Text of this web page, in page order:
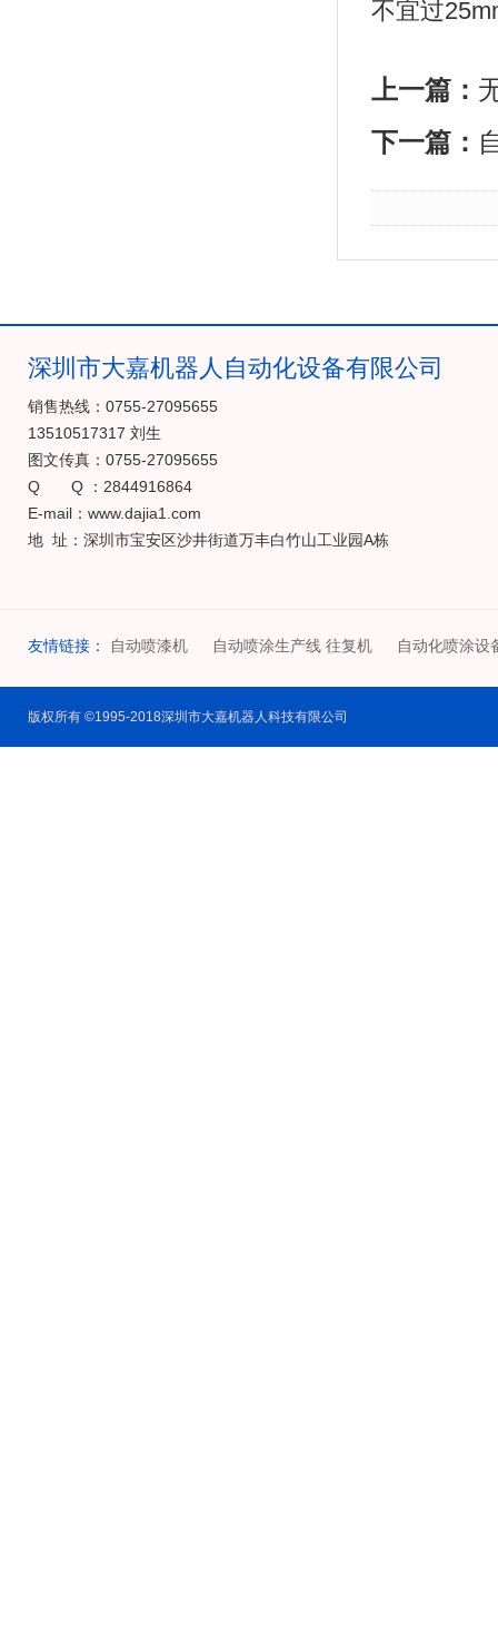
不宜过
上一篇：
下一篇：
深圳市大嘉机器人自动化设备有限公司
销售热线：0755-27095655
13510517317 刘生
图文传真：0755-27095655
Q Q ：2844916864
E-mail：www.dajia1.com
地 址：深圳市宝安区沙井街道万丰白竹山工业园A栋
友情链接： 自动喷漆机 自动喷涂生产线 往复机 自动化喷涂设
版权所有 ©1995-2018深圳市大嘉机器人科技有限公司